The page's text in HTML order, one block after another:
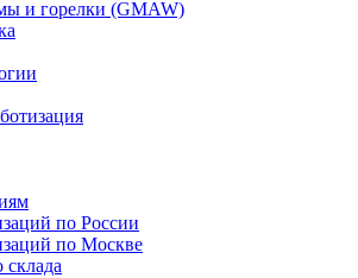
и горелки (GMAW)
по России
по Москве